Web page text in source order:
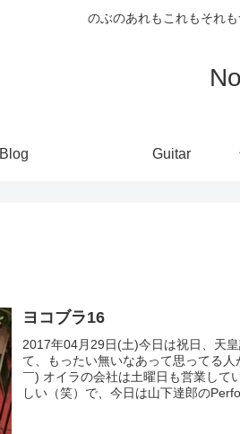
のぶのあれもこれもそれ
Blog Guitar
ヨコブラ16
2017年04月29日(土)今日は祝日、天
て、もったい無いなあって思ってる人
￣) オイラの会社は土曜日も営業して
しい（笑）で、今日は山下達郎の